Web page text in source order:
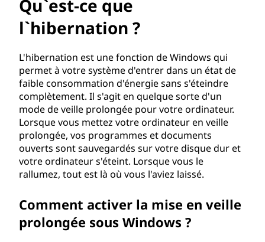
Qu`est-ce que
l`hibernation ?
L'hibernation est une fonction de Windows qui
permet à votre système d'entrer dans un état de
faible consommation d'énergie sans s'éteindre
complètement. Il s'agit en quelque sorte d'un
mode de veille prolongée pour votre ordinateur.
Lorsque vous mettez votre ordinateur en veille
prolongée, vos programmes et documents
ouverts sont sauvegardés sur votre disque dur et
votre ordinateur s'éteint. Lorsque vous le
rallumez, tout est là où vous l'aviez laissé.
Comment activer la mise en veille
prolongée sous Windows ?